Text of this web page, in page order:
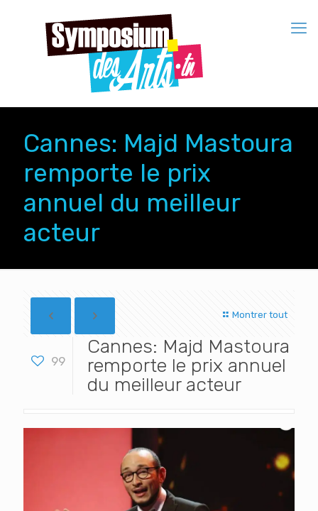
Cannes: Majd Mastoura
remporte le prix
annuel du meilleur
acteur
Montrer tout
99
Cannes: Majd Mastoura
remporte le prix annuel
du meilleur acteur